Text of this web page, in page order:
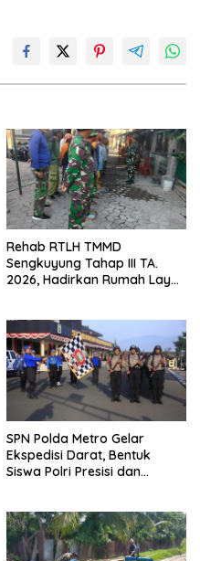
Rehab RTLH TMMD
Sengkuyung Tahap III TA.
2026, Hadirkan Rumah Layak
SPN Polda Metro Gelar
Ekspedisi Darat, Bentuk
Siswa Polri Presisi dan